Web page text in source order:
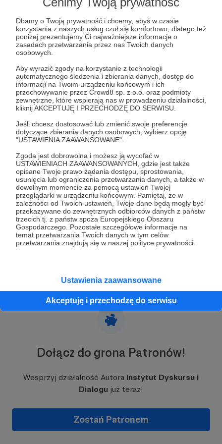
Dbamy o Twoją prywatność i chcemy, abyś w czasie
korzystania z naszych usług czuł się komfortowo, dlatego też
poniżej prezentujemy Ci najważniejsze informacje o
zasadach przetwarzania przez nas Twoich danych
osobowych.
Aby wyrazić zgody na korzystanie z technologii
automatycznego śledzenia i zbierania danych, dostęp do
informacji na Twoim urządzeniu końcowym i ich
przechowywanie przez Crowd8 sp. z o.o. oraz podmioty
zewnętrzne, które wspierają nas w prowadzeniu działalności,
kliknij AKCEPTUJĘ I PRZECHODZĘ DO SERWISU.
Jeśli chcesz dostosować lub zmienić swoje preferencje
dotyczące zbierania danych osobowych, wybierz opcję
"USTAWIENIA ZAAWANSOWANE".
Zgoda jest dobrowolna i możesz ją wycofać w
USTAWIENIACH ZAAWANSOWANYCH, gdzie jest także
opisane Twoje prawo żądania dostępu, sprostowania,
usunięcia lub ograniczenia przetwarzania danych, a także w
dowolnym momencie za pomocą ustawień Twojej
przeglądarki w urządzeniu końcowym. Pamiętaj, że w
zależności od Twoich ustawień, Twoje dane będą mogły być
przekazywane do zewnętrznych odbiorców danych z państw
trzecich tj. z państw spoza Europejskiego Obszaru
Gospodarczego. Pozostałe szczegółowe informacje na
temat przetwarzania Twoich danych w tym celów
przetwarzania znajdują się w naszej polityce prywatności.
Ustawienia zaawansowane
Akceptuję i przechodzę do serwisu
Dyskursu i Dialogu, czyli już ponad 5 lat, jest
ciągle aktualna. Wspierając dobre dziennikarstwo
chcemy sprawić, żeby w mediach więcej było
rzetelnej informacji
obiektywizmu, a mniej manipulacji, propagandy
czyfake newsów. Jeśli śledzicie media, albo
chociażby newsy docierają do Was tylko
przypadkowo, to jesteśmy pewni, że widzicie jak
na dłoni potrzebę rzetelnych i sprawdzonych
informacji. Żeby móc obiektywnie ocenić
otaczającą nas rzeczywistość, ale też po to, żeby
propaganda płynąca z różnych stron nie
zaśmiecała naszych głów i nie powodowała w nas
poczucia dyskomfortu i zniechęcenia debata
publiczną. Poza tym staramy się wskazywać i
promowaćdobre i etyczne dziennikarstwo. Udaje
się to nam dzięki pracy zespołu, wolontariuszy i
współpracy z uczelniami badawczymi oraz
organizacjami pozarządowymi w całej Polsce.
Od początku finansujemy się z grantów, darowizn
oraz dotacji. Potrzebujemy wsparcia osób, którym
Obecnie projekty, które nas zajmują to:
Dołącz do grona Patronów!
Wesprzyj działalność Autora Instytut Dyskursu i
Dialogu już teraz!
Zostań Patronem